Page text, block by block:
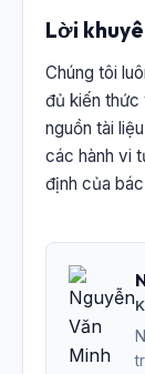
Lời
Chúng tôi
đủ kiến thức
nguồn tài
các hành vi
định của